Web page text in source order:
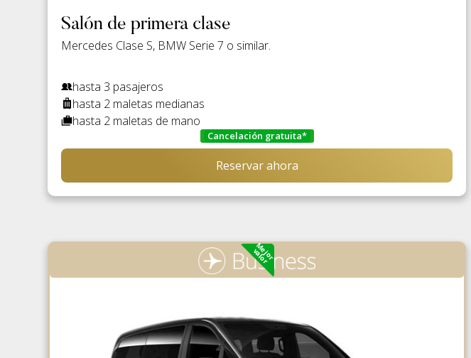
Salón de primera clase
Mercedes Clase S, BMW Serie 7 o similar.
hasta 3 pasajeros
hasta 2 maletas medianas
hasta 2 maletas de mano
Cancelación gratuita*
Reservar ahora
Mejor
valor